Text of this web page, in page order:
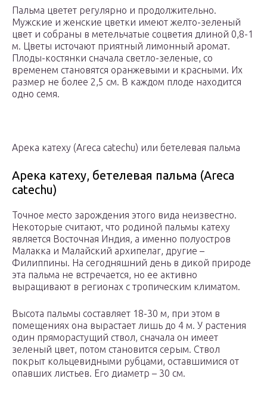
Пальма цветет регулярно и продолжительно.
Мужские и женские цветки имеют желто-зеленый
цвет и собраны в метельчатые соцветия длиной 0,8-1
м. Цветы источают приятный лимонный аромат.
Плоды-костянки сначала светло-зеленые, со
временем становятся оранжевыми и красными. Их
размер не более 2,5 см. В каждом плоде находится
одно семя.
Арека катеху (Areca catechu) или бетелевая пальма
Арека катеху, бетелевая пальма (Areca
catechu)
Точное место зарождения этого вида неизвестно.
Некоторые считают, что родиной пальмы катеху
является Восточная Индия, а именно полуостров
Малакка и Малайский архипелаг, другие –
Филиппины. На сегодняшний день в дикой природе
эта пальма не встречается, но ее активно
выращивают в регионах с тропическим климатом.
Высота пальмы составляет 18-30 м, при этом в
помещениях она вырастает лишь до 4 м. У растения
один пряморастущий ствол, сначала он имеет
зеленый цвет, потом становится серым. Ствол
покрыт кольцевидными рубцами, оставшимися от
опавших листьев. Его диаметр – 30 см.